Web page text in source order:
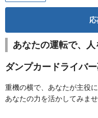
あなたの運転で、人
ダンプカードライバー
重機の横で、あなたが主役に
あなたの力を活かしてみま